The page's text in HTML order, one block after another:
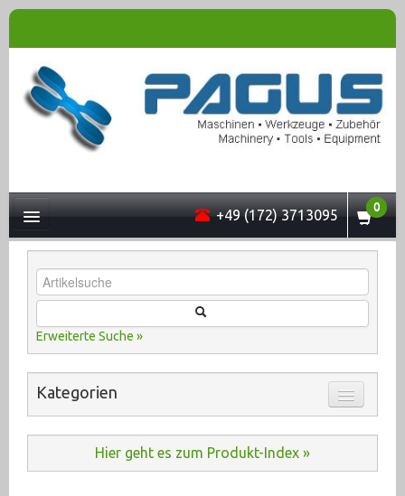
+49 (172) 3713095
0
UNTERNEHMEN
MASCHINEN
ONLINESHOP
Erweiterte Suche »
Kategorien
Automation (485)
Baumaschinen (20)
Hier geht es zum Produkt-Index »